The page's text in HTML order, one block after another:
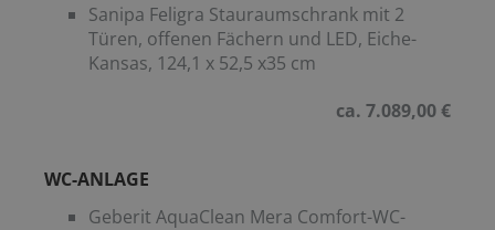
Sanipa Feligra Stauraumschrank mit 2
Türen, offenen Fächern und LED, Eiche-
Kansas, 124,1 x 52,5 x35 cm
ca. 7.089,00 €
WC-ANLAGE
Geberit AquaClean Mera Comfort-WC-